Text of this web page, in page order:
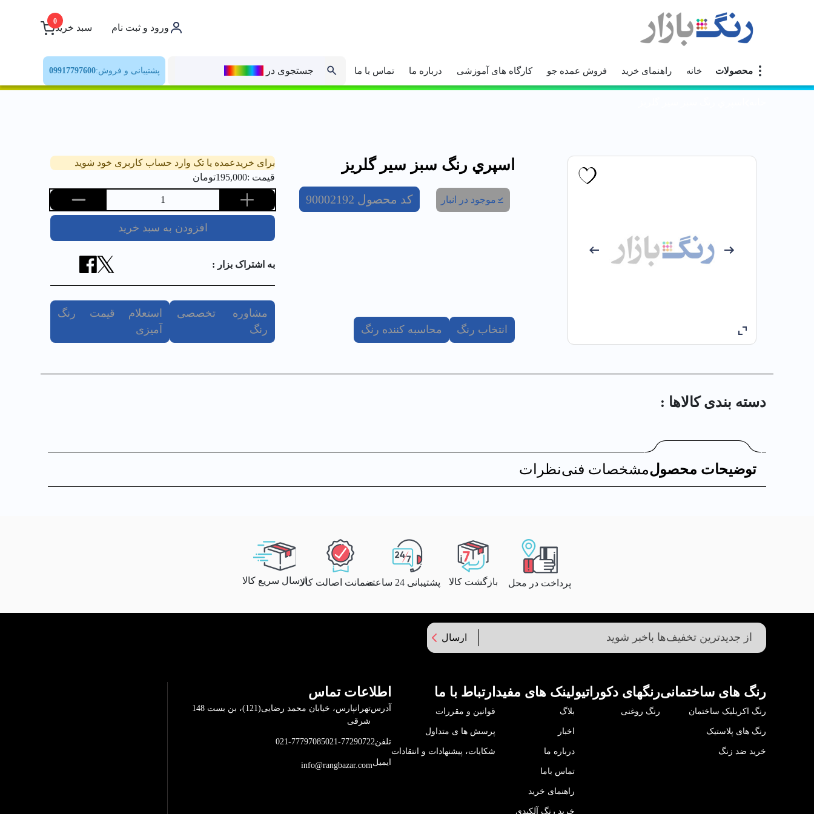
ورود و ثبت نام سبد خرید
0
محصولات خانه راهنمای خرید فروش عمده جو کارگاه های آموزشی درباره ما تماس با ما جستجوی در پشتیبانی و فروش:09917797600
اسپري رنگ سبز سير گلریز
موجود در انبار کد محصول 90002192
انتخاب رنگ محاسبه کننده رنگ
برای خریدعمده یا تک وارد حساب کاربری خود شوید
قیمت :195,000تومان
1
افزودن به سبد خرید
به اشتراک بزار :
مشاوره تخصصی
رنگ
استعلام قیمت رنگ
آمیزی
دسته بندی کالا‌ها :
توضیحات محصولمشخصات فنینظرات
پرداخت در محل بازگشت کالا پشتیبانی 24 ساعته ضمانت اصالت کالاارسال سریع کالا
ارسال
رنگ های ساختمانی
رنگ اکریلیک ساختمان
رنگ های پلاستیک
خرید ضد زنگ
رنگهای دکوراتیو
رنگ روغنی
لینک های مفید
بلاگ
اخبار
درباره ما
تماس باما
راهنمای خرید
خرید رنگ آلکیدی
ارتباط با ما
قوانین و مقررات
پرسش ها ی متداول
شکایات، پیشنهادات و انتقادات
اطلاعات تماس
آدرس
تهرانپارس، خیابان محمد رضایی(121)، بن بست 148
شرقی
تلفن021-77290722
021-77797085
ایمیلinfo@rangbazar.com